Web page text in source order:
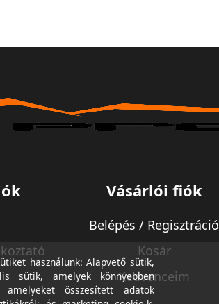
Vásárlói fiók
Belépés / Regisztráció
Kosár
Kedvenceim
használunk: Alapvető sütik,
sütik, amelyek könnyebben
összesített adatok